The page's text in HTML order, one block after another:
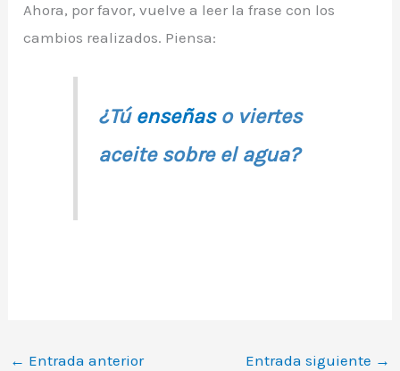
Ahora, por favor, vuelve a leer la frase con los
cambios realizados. Piensa:
¿Tú enseñaso viertes
aceite sobre el agua?
← Entrada anterior Entrada siguiente →